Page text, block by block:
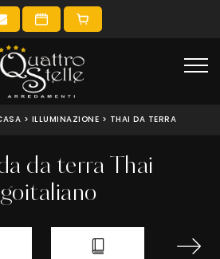
> ILLUMINAZIONE > THAI DA TERRA
da terra Thai